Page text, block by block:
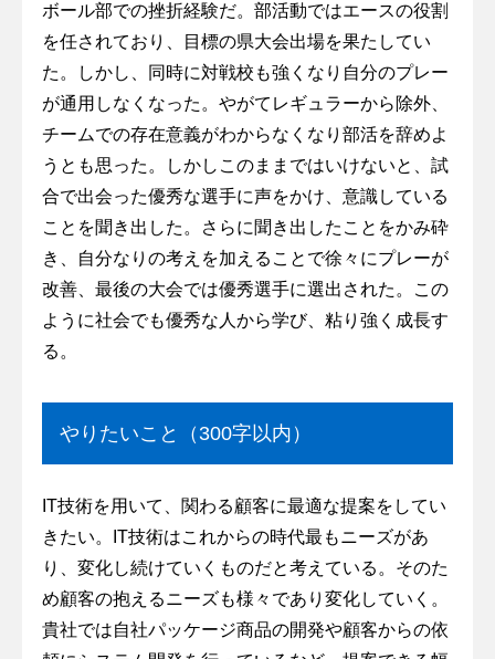
ボール部での挫折経験だ。部活動ではエースの役割
を任されており、目標の県大会出場を果たしてい
た。しかし、同時に対戦校も強くなり自分のプレー
が通用しなくなった。やがてレギュラーから除外、
チームでの存在意義がわからなくなり部活を辞めよ
うとも思った。しかしこのままではいけないと、試
合で出会った優秀な選手に声をかけ、意識している
ことを聞き出した。さらに聞き出したことをかみ砕
き、自分なりの考えを加えることで徐々にプレーが
改善、最後の大会では優秀選手に選出された。この
ように社会でも優秀な人から学び、粘り強く成長す
る。
やりたいこと（300字以内）
IT技術を用いて、関わる顧客に最適な提案をしてい
きたい。IT技術はこれからの時代最もニーズがあ
り、変化し続けていくものだと考えている。そのた
め顧客の抱えるニーズも様々であり変化していく。
貴社では自社パッケージ商品の開発や顧客からの依